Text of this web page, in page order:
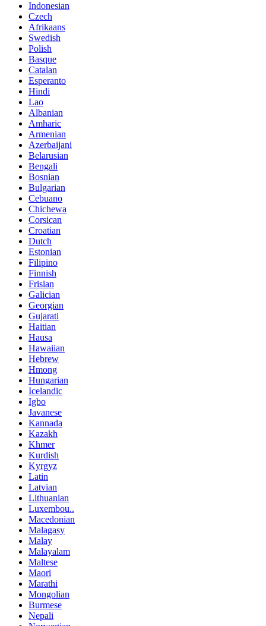
Indonesian
Czech
Afrikaans
Swedish
Polish
Basque
Catalan
Esperanto
Hindi
Lao
Albanian
Amharic
Armenian
Azerbaijani
Belarusian
Bengali
Bosnian
Bulgarian
Cebuano
Chichewa
Corsican
Croatian
Dutch
Estonian
Filipino
Finnish
Frisian
Galician
Georgian
Gujarati
Haitian
Hausa
Hawaiian
Hebrew
Hmong
Hungarian
Icelandic
Igbo
Javanese
Kannada
Kazakh
Khmer
Kurdish
Kyrgyz
Latin
Latvian
Lithuanian
Luxembou..
Macedonian
Malagasy
Malay
Malayalam
Maltese
Maori
Marathi
Mongolian
Burmese
Nepali